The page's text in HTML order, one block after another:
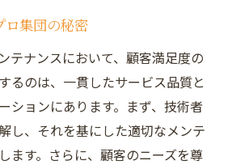
ロ集団の秘密
テナンスにおいて、顧客満足度の
るのは、一貫したサービス品質と
ションにあります。まず、技術者
し、それを基にした適切なメンテ
ます。さらに、顧客のニーズを尊